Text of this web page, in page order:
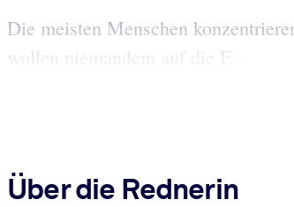
Die meisten Menschen
wollen niemandem auf die F...
Über die Rednerin